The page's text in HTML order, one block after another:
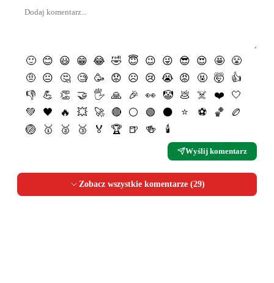
🙂 😊 😃 😁 😂 🤣 😇 😉 😜 😎 😍 🤩
😤
🤨
😐 🤔 🧐 🥳 😟 ☹️ 😢 😭 😡 🤬 🤯
👍
👎
💪 👏 🤝 🖐 🙏 🎉 👀 🤡 💩 ☠️ ❤️
🤍
💚
🖤 🔥 💥 🚀 🔴 ⚪️ 🟢 ⚫️ ⭐️ ⚽️ 🏀
🏉
🏐
🥇 🥈 🥉 🏅 🏆 🍺 🍻 🕯
Wyślij komentarz
Zobacz wszystkie komentarze (29)